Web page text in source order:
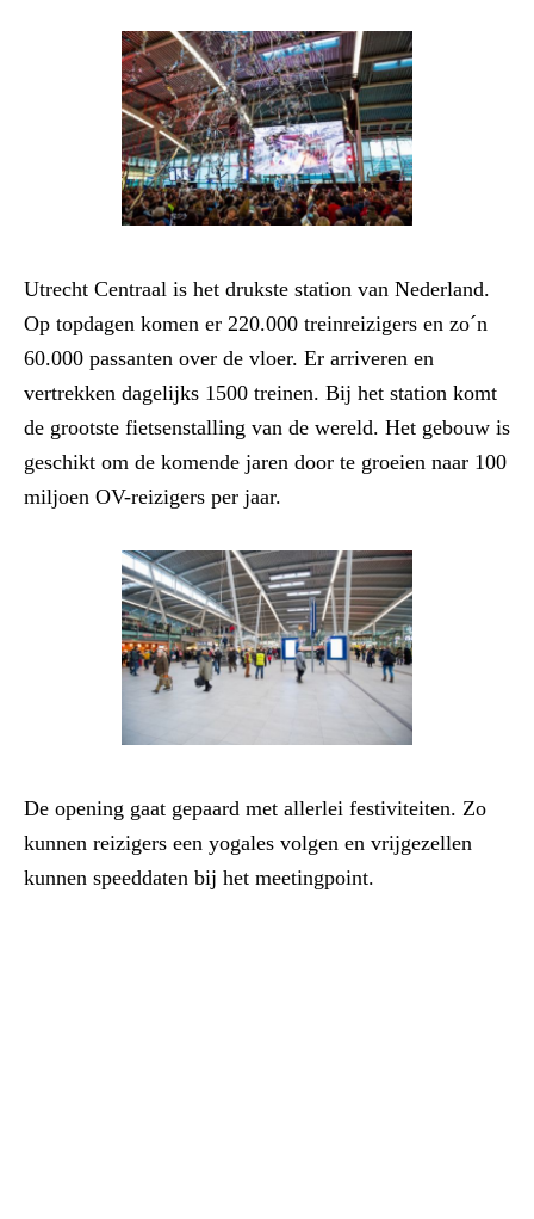
Utrecht Centraal is het drukste station van Nederland.
Op topdagen komen er 220.000 treinreizigers en zo´n
60.000 passanten over de vloer. Er arriveren en
vertrekken dagelijks 1500 treinen. Bij het station komt
de grootste fietsenstalling van de wereld. Het gebouw is
geschikt om de komende jaren door te groeien naar 100
miljoen OV-reizigers per jaar.
De opening gaat gepaard met allerlei festiviteiten. Zo
kunnen reizigers een yogales volgen en vrijgezellen
kunnen speeddaten bij het meetingpoint.